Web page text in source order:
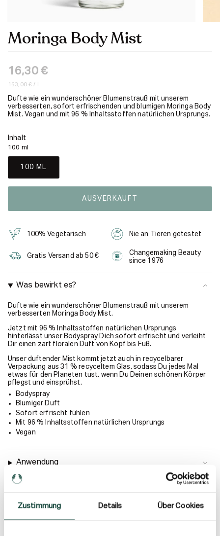
Zustimmung Details Über Cookies
Moringa Body Mist
16,30 €
Einheitspreis
163,00 € /pro
Dufte wie ein wunderschöner Blumenstrauß mit unserem
verbesserten, sofort erfrischenden und blumigen Moringa Body
Mist. Vegan und mit 96 % Inhaltsstoffen natürlichen Ursprungs.
Inhalt
100 ml
100 ML
AUSVERKAUFT
100% Vegetarisch Nie an Tieren getestet
Gratis Versand ab 50 €
Changemaking Beauty
since 1976
Was bewirkt es?
Dufte wie ein wunderschöner Blumenstrauß mit unserem
verbesserten Moringa Body Mist.
Jetzt mit 96 % Inhaltsstoffen natürlichen Ursprungs
hinterlässt unser Bodyspray Dich sofort erfrischt und verleiht
Dir einen zart floralen Duft von Kopf bis Fuß.
Unser duftender Mist kommt jetzt auch in recycelbarer
Verpackung aus 31 % recyceltem Glas, sodass Du jedes Mal
etwas für den Planeten tust, wenn Du Deinen schönen Körper
pflegst und einsprühst.
Bodyspray
Blumiger Duft
Sofort erfrischt fühlen
Mit 96 % Inhaltsstoffen natürlichen Ursprungs
Vegan
Anwendung